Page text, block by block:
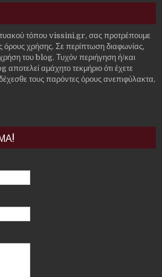
τόπου vissini.gr, σας προτρέπουμε
όρους χρήσης. Σε περίπτωση διαφωνίας,
του blog. Τυχόν περιήγηση ή/και
αμάχητο τεκμήριο ότι έχετε
τους παρόντες όρους ανεπιφύλακτα,